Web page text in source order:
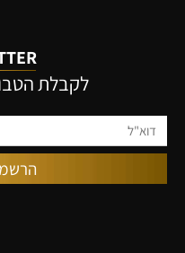
לקבלת